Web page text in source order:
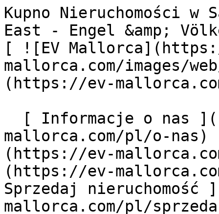
Kupno Nieruchomości w San Lorenzo - Mallorca North East - Engel &amp; Völkers Mallorca                [ ![EV Mallorca](https://cdn.ev-mallorca.com/images/web/EV_Logo_RGB.svg) ](https://ev-mallorca.com/pl)  Mallorca  

  [ Informacje o nas ](https://ev-mallorca.com/pl/o-nas) [ Majorka Informacje ](https://ev-mallorca.com/pl/o-majorce) [ Kontakt ](https://ev-mallorca.com/pl/lokalizacje-biur) [ Sprzedaj nieruchomość ](https://ev-mallorca.com/pl/sprzedaj-nieruchomosc-majorce) [    Moje konto  ](https://ev-mallorca.com/pl/moje-konto)   Polski       [ English ](https://ev-mallorca.com/en/mallorca-properties/buy/all/mallorca/north-east/san-lorenzo)   [ Español ](https://ev-mallorca.com/es/inmobiliaria-mallorca/comprar/todos/mallorca/noreste/san-lorenzo)   [ Deutsch ](https://ev-mallorca.com/de/mallorca-immobilien/kauf/alle/mallorca/nordost/san-lorenzo)   [ Català ](https://ev-mallorca.com/ca/immobiliaria-mallorca/comprar/tots/mallorca/north-east/san-lorenzo)   [ Svenska ](https://ev-mallorca.com/sv/mallorca-fastigheter/kop/alla/mallorca/north-east/san-lorenzo)   [ Français ](https://ev-mallorca.com/fr/biens-majorque/acheter/tous/mallorca/north-east/san-lorenzo)    [ Italiano ](https://ev-mallorca.com/it/immobiliare-maiorca/comprare/tutti/mallorca/north-east/san-lorenzo)   [ Dutch ](https://ev-mallorca.com/nl/mallorca-eigendommen/kopen/alle/mallorca/noordoost/san-lorenzo)   [ Русский ](https://ev-mallorca.com/ru/nedvizhimost-mayorka/kupit/vse/mallorca/severo-vostok/san-lorenzo)   [ Dansk ](https://ev-mallorca.com/da/mallorca-ejendom/k%C3%B8be/alle/mallorca/nordost/san-lorenzo)   

  Kupno  [ Wszystkie nieruchomości ](https://ev-mallorca.com/pl/nieruchomosci-majorce?contract_type=0) [ Dom ](https://ev-mallorca.com/pl/nieruchomosci-majorce?contract_type=0&type%5B0%5D=0) [ Domek na wsi "finca" ](https://ev-mallorca.com/pl/nieruchomosci-majorce?contract_type=0&type%5B0%5D=1) [ Mieszkanie ](https://ev-mallorca.com/pl/nieruchomosci-majorce?contract_type=0&type%5B0%5D=2) [ Apartament-Penthouse ](https://ev-mallorca.com/pl/nieruchomosci-majorce?contract_type=0&type%5B0%5D=5) [ Działki ](https://ev-mallorca.com/pl/nieruchomosci-majorce?contract_type=0&type%5B0%5D=3) [ Nowe budownictwo ](https://ev-mallorca.com/pl/nieruchomosci-majorce?contract_type=0&type%5B0%5D=development) 

  Wynajem  [ Wszystkie nieruchomości ](https://ev-mallorca.com/pl/nieruchomosci-majorce?contract_type=1) [ Dom ](https://ev-mallorca.com/pl/nieruchomosci-majorce?contract_type=1&type%5B0%5D=0) [ Domek na wsi "finca" ](https://ev-mallorca.com/pl/nieruchomosci-majorce?contract_type=1&type%5B0%5D=1) [ Mieszkanie ](https://ev-mallorca.com/pl/nieruchomosci-majorce?contract_type=1&type%5B0%5D=2) [ Apartament-Penthouse ](https://ev-mallorca.com/pl/nieruchomosci-majorce?contract_type=1&type%5B0%5D=5) 

  Wynajem wakacyjny  [ Wszystkie nieruchomości ](https://ev-mallorca.com/pl/wynajmy-wakacyjne) [ Dom ](https://ev-mallorca.com/pl/wynajmy-wakacyjne?type%5B0%5D=0) [ Domek na wsi "finca" ](https://ev-mallorca.com/pl/wynajmy-wakacyjne?type%5B0%5D=1) [ Mieszkanie ](https://ev-mallorca.com/pl/wynajmy-wakacyjne?type%5B0%5D=2) [ Apartament-Penthouse ](https://ev-mallorca.com/pl/wynajmy-wakacyjne?type%5B0%5D=5) 

  Komercyjne  [ Wszystkie nieruchomości ](https://ev-mallorca.com/pl/nieruchomosci-komercyjne) [ Leśnictwo ](https://ev-mallorca.com/pl/nieruchomosci-komercyjne?type%5B0%5D=6) [ Hotel ](https://ev-mallorca.com/pl/nieruchomosci-komercyjne?type%5B0%5D=7) [ Branża przemysłowa ](https://ev-mallorca.com/pl/nieruchomosci-komercyjne?type%5B0%5D=8) [ Inwestycja ](https://ev-mallorca.com/pl/nieruchomosci-komercyjne?type%5B0%5D=9) [ Gastronomia ](https://ev-mallorca.com/pl/nieruchomosci-komercyjne?type%5B0%5D=10) [ Grunt ](https://ev-mallorca.com/pl/nieruchomosci-komercyjne?type%5B0%5D=11) [ Biuro ](https://ev-mallorca.com/pl/nieruchomosci-komercyjne?type%5B0%5D=12) [ Inne ](https://ev-mallorca.com/pl/nieruchomosci-komercyjne?type%5B0%5D=13) [ Sklep ](https://ev-mallorca.com/pl/nieruchomosci-komercyjne?type%5B0%5D=14) 

 [ Projekty deweloperskie ](https://ev-mallorca.com/pl/majorce-nowe-projekty-budowlane) 

     Polski       [ English ](https://ev-mallorca.com/en/mallorca-properties/buy/all/mallorca/north-east/san-lorenzo)   [ Español ](https://ev-mallorca.com/es/inmobiliaria-mallorca/comprar/todos/mallorca/noreste/san-lorenzo)   [ Deutsch ](https://ev-mallorca.com/de/mallorca-immobilien/kauf/alle/mallorca/nordost/san-lorenzo)   [ Català ](https://ev-